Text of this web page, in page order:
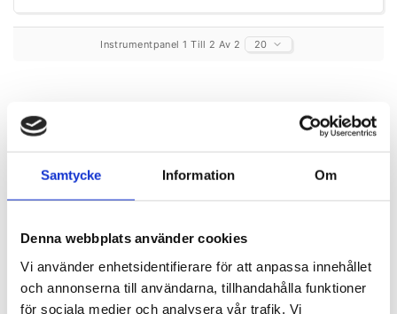
Samtycke Information Om
Denna webbplats använder cookies
Vi använder enhetsidentifierare för att anpassa innehållet
och annonserna till användarna, tillhandahålla funktioner
för sociala medier och analysera vår trafik. Vi
Instrumentpanel 1 Till 2 Av 2 20
CLX-band från TheraBand
Innovativt träningsband med
och funktionell träning
TheraBand®CLX-bandär nästa generation av träningsband
och kombinerar funktionerna från ett traditionellt träningsband,